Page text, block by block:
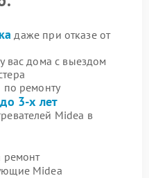
даже при отказе от
вас дома с выездом
по ремонту
до 3-х лет
Midea в
ремонт
Midea